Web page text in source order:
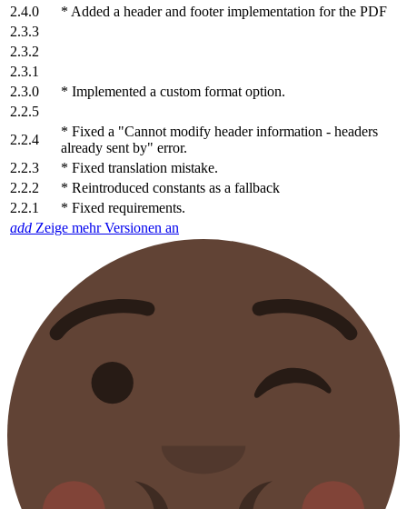
2.4.0
* Added a header and footer implementation for the PDF
2.3.3
2.3.2
2.3.1
2.3.0
* Implemented a custom format option.
2.2.5
2.2.4
* Fixed a "Cannot modify header information - headers
already sent by" error.
2.2.3
* Fixed translation mistake.
2.2.2
* Reintroduced constants as a fallback
2.2.1
* Fixed requirements.
add Zeige mehr Versionen an